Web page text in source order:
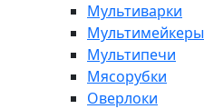
Мультиварки
Мультимейкеры
Мультипечи
Мясорубки
Оверлоки